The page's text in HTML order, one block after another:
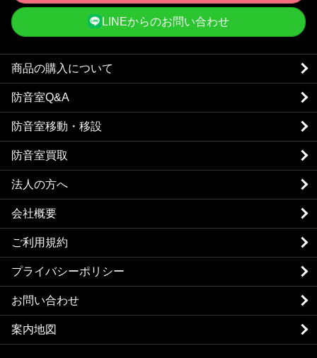
LINEからのお問い合わせ
商品の購入について
防音室Q&A
防音室移動・移設
防音室買取
法人の方へ
会社概要
ご利用規約
プライバシーポリシー
お問い合わせ
案内地図